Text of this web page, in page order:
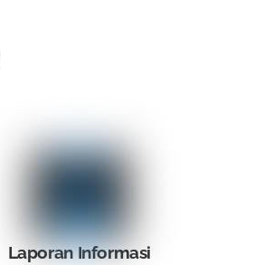
Laporan Informasi